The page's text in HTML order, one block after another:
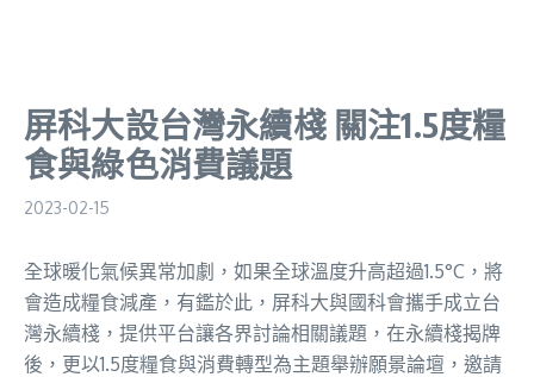
屏科大設台灣永續棧 關注1.5度糧
食與綠色消費議題
2023-02-15
全球暖化氣候異常加劇，如果全球溫度升高超過1.5°C，將
會造成糧食減產，有鑑於此，屏科大與國科會攜手成立台
灣永續棧，提供平台讓各界討論相關議題，在永續棧揭牌
後，更以1.5度糧食與消費轉型為主題舉辦願景論壇，邀請